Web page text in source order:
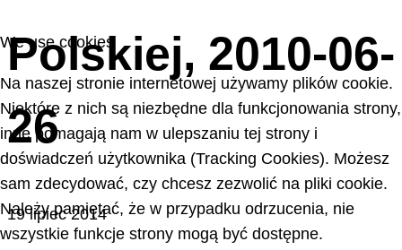
Polskiej, 2010-06-
26
19 lipiec 2014
We use cookies
Na naszej stronie internetowej używamy plików cookie.
Niektóre z nich są niezbędne dla funkcjonowania strony,
inne pomagają nam w ulepszaniu tej strony i
doświadczeń użytkownika (Tracking Cookies). Możesz
sam zdecydować, czy chcesz zezwolić na pliki cookie.
Należy pamiętać, że w przypadku odrzucenia, nie
wszystkie funkcje strony mogą być dostępne.